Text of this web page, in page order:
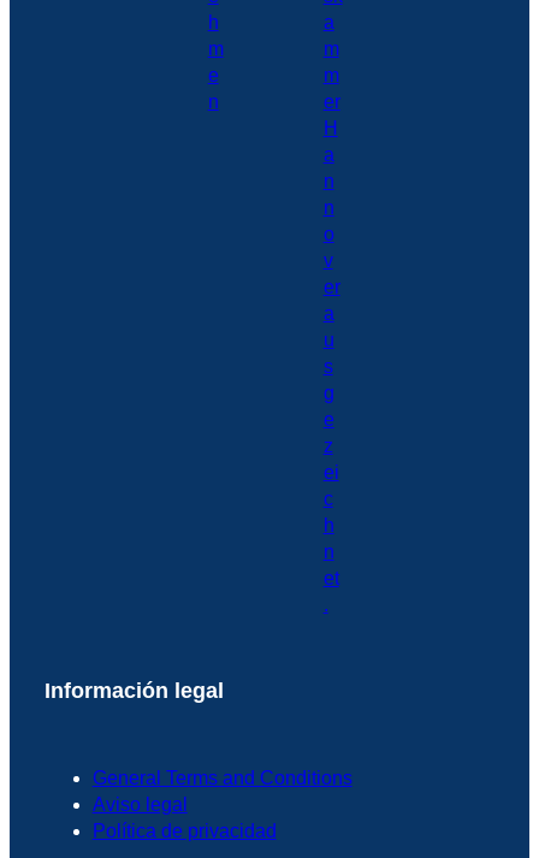
Información legal
General Terms and Conditions
Aviso legal
Política de privacidad